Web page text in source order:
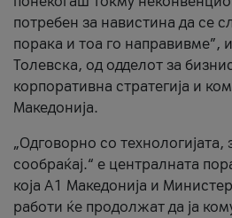
потребен за навистина да се
порака и тоа го направивме”,
Толевска, од одделот за
корпоративна стратегија и
Македонија.
„Одговорно со технологијата,
сообраќај.“ е централната
која A1 Македонија и
работи ќе продолжат да ја